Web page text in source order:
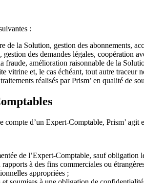
:
de la Solution, gestion des abonnements,
des demandes légales, coopération
fraude, amélioration raisonnable de la
vitrine et, le cas échéant, tout autre traceur
réalisés par Prism’ en qualité de
d’un Expert-Comptable, Prism’ agit
de l’Expert-Comptable, sauf obligation
à des fins commerciales ou
appropriées ;